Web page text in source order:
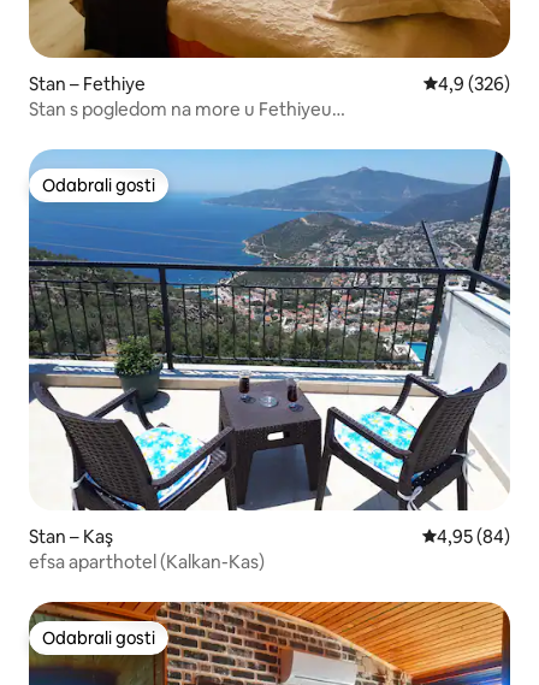
Stan – Fethiye Prosječna
4,9 (326)
Stan s pogledom na more u Fethiyeu
Odabrali gosti
Odabrali gosti
Stan – Kaş Prosječna
4,95 (84)
efsa aparthotel (Kalkan-Kas)
Odabrali gosti
Odabrali gosti